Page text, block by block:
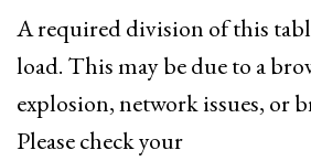
A required division of this
load. This may be due to a
explosion, network issues, or
Please check your